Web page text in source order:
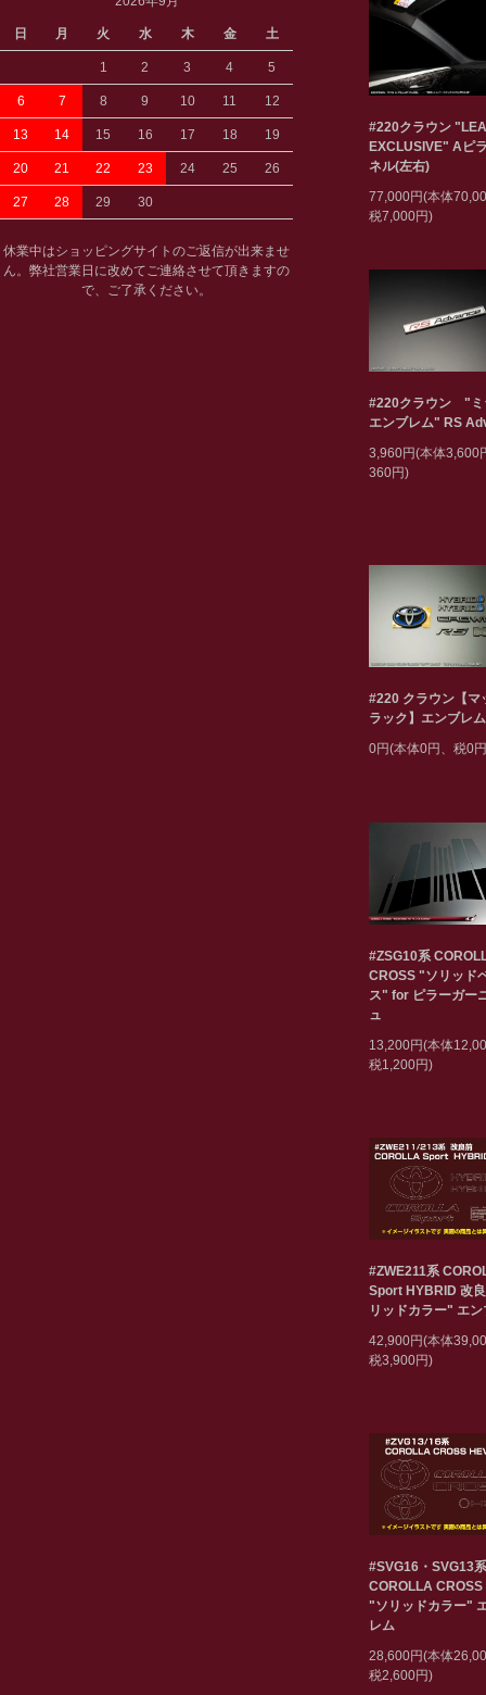
日 月 火 水 木 金 土
1 2 3 4 5
6 7 8 9 10 11 12
13 14 15 16 17 18 19
20 21 22 23 24 25 26
27 28 29 30
休業中はショッピングサイトのご返信が出来ませ
ん。弊社営業日に改めてご連絡させて頂きますの
で、ご了承ください。
#220クラウン
EXCLUSIVE" Aピ
ネル(左右)
77,000円(本体
税7,000円)
#220クラウン "ミ
エンブレム" RS
3,960円(本体3,600
360円)
#220 クラウン【マ
ラック】エンブレム
0円(本体0円、税0
#ZSG10系
CROSS "ソリッド
ス" for ピラーガー
ュ
13,200円(本体
税1,200円)
#ZWE211系
Sport HYBRID 改
リッドカラー" エン
42,900円(本体
税3,900円)
#SVG16・SVG13系
COROLLA CROSS
"ソリッドカラー"
レム
28,600円(本体
税2,600円)